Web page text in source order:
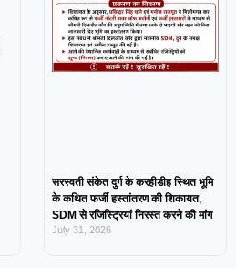
सरस्वती संकेत दुर्ग के करहीडीह स्थित भूमि
के कथित फर्जी हस्तांतरण की शिकायत,
SDM से रजिस्ट्रियां निरस्त करने की मांग
July 31, 2026